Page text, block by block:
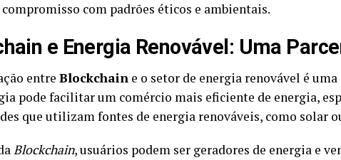
com padrões éticos e ambientais.
e Energia Renovável: Uma
entre Blockchain e o setor de energia renovável é
pode facilitar um comércio mais eficiente de energia,
que utilizam fontes de energia renováveis, como solar
Blockchain, usuários podem ser geradores de energia e